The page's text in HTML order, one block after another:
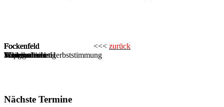
Fockenfeld
Schlossansicht
Fockenfeld
Kapelle
Fockenfeld
Morgendliche Herbststimmung
Fockenfeld
Totengedenken
Fockenfeld
Winterstimmung
Fockenfeld
Weihnachten
<<< zurück
Nächste Termine